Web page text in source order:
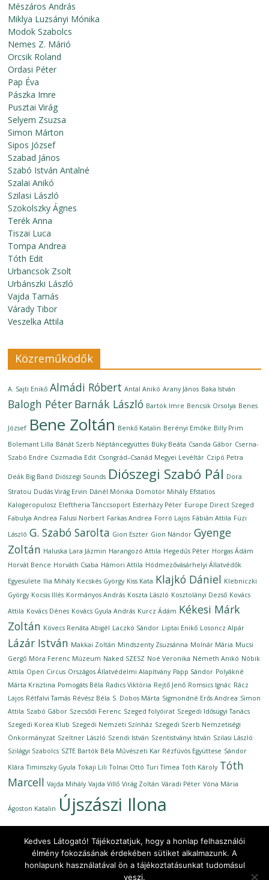
Mészáros András
Miklya Luzsányi Mónika
Modok Szabolcs
Nemes Z. Márió
Orcsik Roland
Ordasi Péter
Pap Éva
Pászka Imre
Pusztai Virág
Selyem Zsuzsa
Simon Márton
Sipos József
Szabad János
Szabó István Antalné
Szalai Anikó
Szilasi László
Szokolszky Ágnes
Terék Anna
Tiszai Luca
Tompa Andrea
Tóth Edit
Urbancsok Zsolt
Urbánszki László
Vajda Tamás
Várady Tibor
Veszelka Attila
Közreműködők
A. Sajti Enikő Almádi Róbert Antal Anikó Arany János Baka István
Balogh Péter Barnák László Bartók Imre Bencsik Orsolya Benes
József Bene Zoltán Benkő Katalin Berényi Emőke Billy Prim
Bolemant Lilla Bánát Szerb Néptáncegyüttes Büky Beáta Csanda Gábor Cserna-
Szabó Endre Csizmadia Edit Csongrád–Csanád Megyei Levéltár Czipó Petra
Deák Big Band Diószegi Sounds Diószegi Szabó Pál Dora
Stratou Dudás Virág Ervin Dánél Mónika Dömötör Mihály Efstatios
Kalogeropulosz Eleftheria Tánccsoport Esterházy Péter Europe Direct Szeged
Fabulya Andrea Falusi Norbert Farkas Andrea Forró Lajos Fábián Attila Füzi
László G. Szabó Sarolta Gion Eszter Gion Nándor Gyenge
Zoltán Haluska Lara Jázmin Harangozó Attila Hegedűs Péter Horgas Ádám
Horvát Bence Horváth Csaba Hámori Attila Hódmezővásárhelyi Állatvédők
Egyesülete Ilia Mihály Kecskés György Kiss Kata Klajkó Dániel Klebniczki
György Kocsis Illés Kormányos András Koszta László Kosztolányi Dezső Kovács
Attila Kovács Dénes Kovács Gyula András Kurcz Ádám Kékesi Márk
Zoltán Kövecs Renáta Abigél Laczkó Sándor Liptai Enikő Losoncz Alpár
Lázár István Makkai Zoltán Mindszenty Zsuzsánna Molnár Mária Mucsi
Gergő Móra Ferenc Múzeum Naked SZESZ Noé Veronika Németh Anikó Nóbik
Attila Open Circus Országos Állatvédelmi Alapítvány Papp Sándor Polyákné
Márta Krisztina Pomogáts Béla Radics Viktória Rejtő Jenő Romsics Ignác Rácz
Lajos Rétfalvi Tamás Révész Béla S. Dobos Márta Sigmondné Erős Andrea Simon
Attila Szabó Gábor Szecsődi Ferenc Szeged folyóirat Szegedi Idősügyi Tanács
Szegedi Korea Klub Szegedi Nemzeti Színház Szegedi Szerb Nemzetiségi
Önkormányzat Szeltner László Szendi István Szentistványi István Szilasi László
Szilágyi Szabolcs SZTE Bartók Béla Művészeti Kar Rézfúvós Együttese Sándor
Klára Timinszky Gyula Tokaji Lili Tolnai Ottó Turi Tímea Tóth Károly Tóth
Marcell Vajda Mihály Vajda Villő Virág Zoltán Váradi Péter Vóna Mária
Ágoston Katalin Újszászi Ilona
Copyright © 2026Ünnepi Könyvhét Szeged, 2020. szeptember
Kedves Látogató! Tájékoztatjuk, hogy a honlap felhasználói
élmény fokozásának érdekében sütiket alkalmazunk. A
honlapunk használatával ön a tájékoztatásunkat tudomásul
veszi.